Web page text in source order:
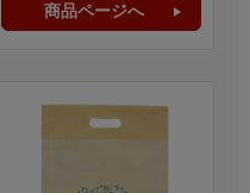
商品ページへ